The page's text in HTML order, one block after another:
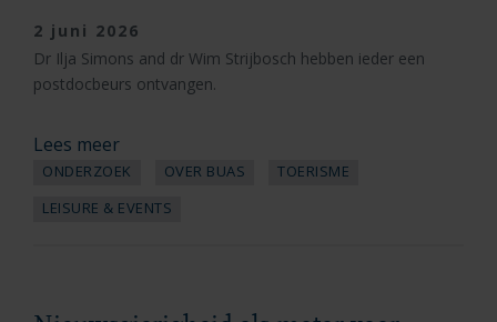
2 juni 2026
Dr Ilja Simons and dr Wim Strijbosch hebben ieder een
postdocbeurs ontvangen.
Lees meer
ONDERZOEK OVER BUAS
TOERISME
LEISURE & EVENTS